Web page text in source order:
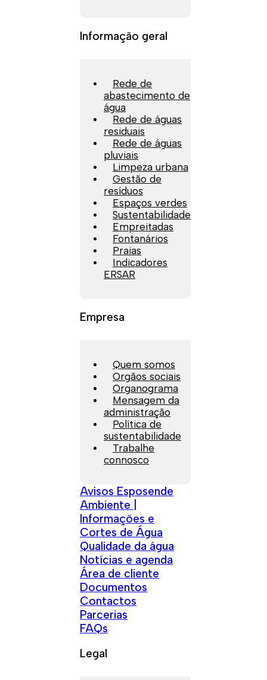
Informação geral
Rede de
abastecimento de
água
Rede de águas
residuais
Rede de águas
pluviais
Limpeza urbana
Gestão de
resíduos
Espaços verdes
Sustentabilidade
Empreitadas
Fontanários
Praias
Indicadores
ERSAR
Empresa
Quem somos
Orgãos sociais
Organograma
Mensagem da
administração
Política de
sustentabilidade
Trabalhe
connosco
Avisos Esposende
Ambiente |
Informações e
Cortes de Água
Qualidade da água
Notícias e agenda
Área de cliente
Documentos
Contactos
Parcerias
FAQs
Legal